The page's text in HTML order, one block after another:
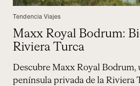
Tendencia Viajes
Maxx Royal Bodrum:
Riviera Turca
Descubre Maxx Royal Bodrum,
península privada de la Riviera